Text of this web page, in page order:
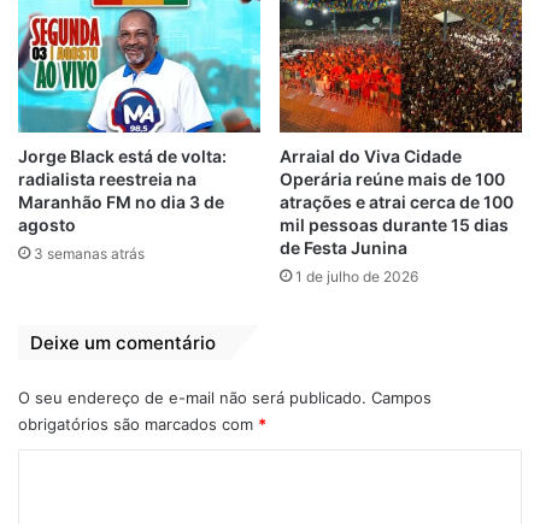
versatilidade do seu violão que se
transforma em uma orquestra de percussão
lembrando um grande batalhão de bumba
meu boi. No repertório, toadas conhecidas
do público que fez coro para sucessos do
cancioneiro maranhense.
Roberto Ricci preparou o terreiro para que o
boi Brilho da Terra pudesse apresentar toda
vaqueiros, caboclos de fita e do novilho,
que ocupou o palco ao som do sotaque de
orquestra e botou todo mundo para dançar.
A seguir, uma das atrações mais
Jorge Black está de volta:
radialista reestreia na
Maranhão FM no dia 3 de
agosto
3 semanas atrás
Arraial do Viva Cidade
Operária reúne mais de 100
atrações e atrai cerca de 100
mil pessoas durante 15 dias
de Festa Junina
1 de julho de 2026
Deixe um comentário
O seu endereço de e-mail não será publicado. Campos
obrigatórios são marcados com *